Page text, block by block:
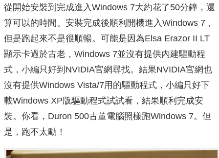
從開始安裝到完成進入Windows 7大約花了50分鐘，還
算可以的時間。安裝完成後順利開機進入Windows 7，
但是跑起來不是很順暢。可能是因為Elsa Erazor II LT
顯示卡過於古老，Windows 7並沒有提供內建驅動程
式，小編只好到NVIDIA官網尋找。結果NVIDIA官網也
沒有提供Windows Vista/7用的驅動程式，小編只好下
載Windows XP版驅動程式試試看，結果順利完成安
裝。你看，Duron 500古董電腦照樣跑Windows 7。但
是，跑不太動！